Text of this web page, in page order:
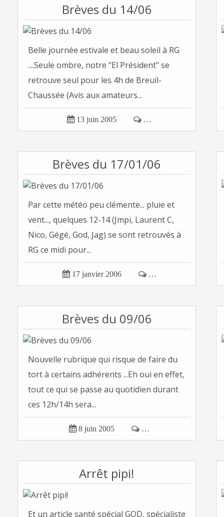
Brèves du 14/06
Belle journée estivale et beau soleil à RG
....Seule ombre, notre "El Président" se
retrouve seul pour les 4h de Breuil-
Chaussée (Avis aux amateurs...
 13 juin 2005  …
Brèves du 17/01/06
Par cette météo peu clémente... pluie et
vent..., quelques 12-14 (Jmpi, Laurent C,
Nico, Gégé, God, Jag) se sont retrouvés à
RG ce midi pour...
 17 janvier 2006  …
Brèves du 09/06
Nouvelle rubrique qui risque de faire du
tort à certains adhérents ...Eh oui en effet,
tout ce qui se passe au quotidien durant
ces 12h/14h sera...
 8 juin 2005  …
Arrêt pipi!
Et un article santé spécial GOD, spécialiste